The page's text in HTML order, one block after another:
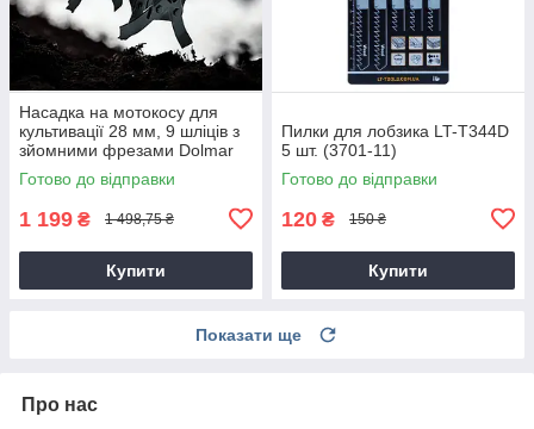
Насадка на мотокосу для
культивації 28 мм, 9 шліців з
зйомними фрезами Dolmar
9T28
Готово до відправки
1 199 ₴ 1 498,75 ₴
Купити
Пилки для лобзика LT-T344D
5 шт. (3701-11)
Готово до відправки
120 ₴ 150 ₴
Купити
Показати ще
Про нас